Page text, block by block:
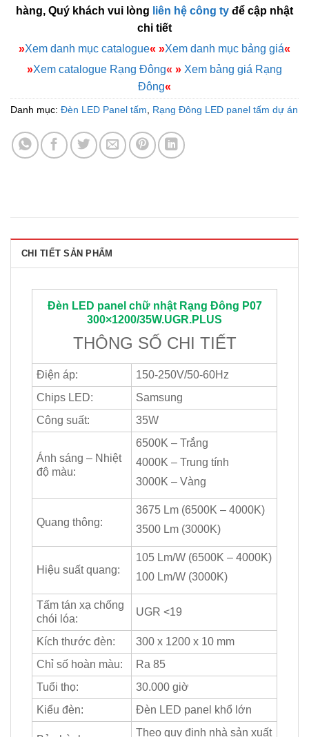
hàng, Quý khách vui lòng liên hệ công ty để cập nhật
chi tiết
»Xem danh mục catalogue« »Xem danh mục bảng giá«
»Xem catalogue Rạng Đông« » Xem bảng giá Rạng
Đông«
Danh mục: Đèn LED Panel tấm, Rạng Đông LED panel tấm dự án
CHI TIẾT SẢN PHẨM
Đèn LED panel chữ nhật Rạng Đông P07
300×1200/35W.UGR.PLUS
THÔNG SỐ CHI TIẾT
Điện áp:
150-250V/50-60Hz
Chips LED:
Samsung
Công suất:
35W
Ánh sáng – Nhiệt
độ màu:
6500K – Trắng
4000K – Trung tính
3000K – Vàng
Quang thông:
3675 Lm (6500K – 4000K)
3500 Lm (3000K)
Hiệu suất quang:
105 Lm/W (6500K – 4000K)
100 Lm/W (3000K)
Tấm tán xạ chống
chói lóa:
UGR <19
Kích thước đèn:
300 x 1200 x 10 mm
Chỉ số hoàn màu:
Ra 85
Tuổi thọ:
30.000 giờ
Kiểu đèn:
Đèn LED panel khổ lớn
Theo quy định nhà sản xuất